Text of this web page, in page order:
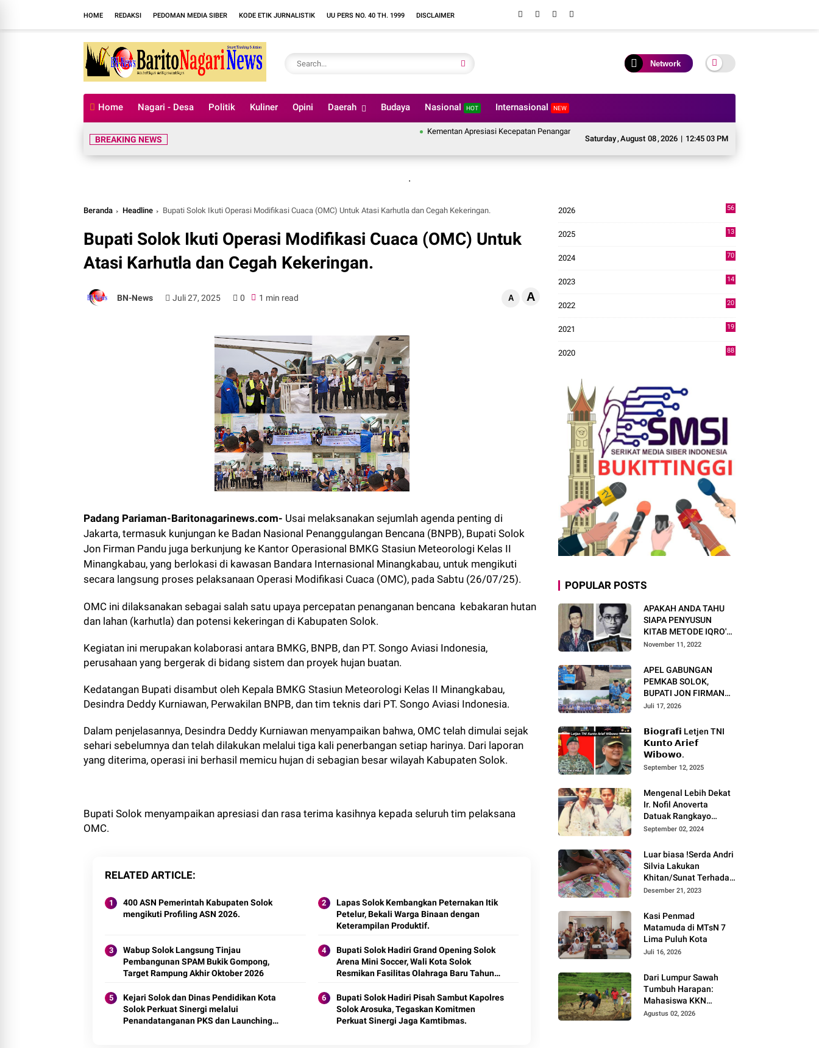
HOME REDAKSI PEDOMAN MEDIA SIBER KODE ETIK JURNALISTIK UU PERS NO. 40 TH. 1999 DISCLAIMER
Network
Home Nagari - Desa Politik Kuliner Opini Daerah Budaya Nasional HOT Internasional NEW
Saturday,August 08,2026 | 12:45 04 PM
BREAKING NEWS
Kementan Apresiasi Kecepatan Penanganan Pascabencana Sektor Pertanian Kabupaten Solok, Alokasi Bantuan Irigasi
.
Beranda Headline Bupati Solok Ikuti Operasi Modifikasi Cuaca (OMC) Untuk Atasi Karhutla dan Cegah Kekeringan.
Bupati Solok Ikuti Operasi Modifikasi Cuaca (OMC) Untuk
Atasi Karhutla dan Cegah Kekeringan.
BN-News Juli 27, 2025 0 1 min read A A
Padang Pariaman-Baritonagarinews.com- Usai melaksanakan sejumlah agenda penting di
Jakarta, termasuk kunjungan ke Badan Nasional Penanggulangan Bencana (BNPB), Bupati Solok
Jon Firman Pandu juga berkunjung ke Kantor Operasional BMKG Stasiun Meteorologi Kelas II
Minangkabau, yang berlokasi di kawasan Bandara Internasional Minangkabau, untuk mengikuti
secara langsung proses pelaksanaan Operasi Modifikasi Cuaca (OMC), pada Sabtu (26/07/25).
OMC ini dilaksanakan sebagai salah satu upaya percepatan penanganan bencana kebakaran hutan
dan lahan (karhutla) dan potensi kekeringan di Kabupaten Solok.
Kegiatan ini merupakan kolaborasi antara BMKG, BNPB, dan PT. Songo Aviasi Indonesia,
perusahaan yang bergerak di bidang sistem dan proyek hujan buatan.
Kedatangan Bupati disambut oleh Kepala BMKG Stasiun Meteorologi Kelas II Minangkabau,
Desindra Deddy Kurniawan, Perwakilan BNPB, dan tim teknis dari PT. Songo Aviasi Indonesia.
Dalam penjelasannya, Desindra Deddy Kurniawan menyampaikan bahwa, OMC telah dimulai sejak
sehari sebelumnya dan telah dilakukan melalui tiga kali penerbangan setiap harinya. Dari laporan
yang diterima, operasi ini berhasil memicu hujan di sebagian besar wilayah Kabupaten Solok.
Bupati Solok menyampaikan apresiasi dan rasa terima kasihnya kepada seluruh tim pelaksana
OMC.
RELATED ARTICLE
400 ASN Pemerintah Kabupaten Solok
mengikuti Profiling ASN 2026.
Lapas Solok Kembangkan Peternakan Itik
Petelur, Bekali Warga Binaan dengan
Keterampilan Produktif.
Wabup Solok Langsung Tinjau
Pembangunan SPAM Bukik Gompong,
Target Rampung Akhir Oktober 2026
Bupati Solok Hadiri Grand Opening Solok
Arena Mini Soccer, Wali Kota Solok
Resmikan Fasilitas Olahraga Baru Tahun
Kejari Solok dan Dinas Pendidikan Kota
Solok Perkuat Sinergi melalui
Penandatanganan PKS dan Launching
Bupati Solok Hadiri Pisah Sambut Kapolres
Solok Arosuka, Tegaskan Komitmen
Perkuat Sinergi Jaga Kamtibmas.
2026
56
2025
13
2024
70
2023
14
2022
20
2021
19
2020
88
POPULAR POSTS
APAKAH ANDA TAHU
SIAPA PENYUSUN
KITAB METODE IQRO'?
INI BIOGRAFI KH. AS'AD
November 11, 2022
APEL GABUNGAN
PEMKAB SOLOK,
BUPATI JON FIRMAN
PANDU TEKANKAN ASN
DAN PELAYANAN
MASYARAKAT.
Juli 17, 2026
𝗕𝗶𝗼𝗴𝗿𝗮𝗳𝗶 Letjen TNI
𝗞𝘂𝗻𝘁𝗼 𝗔𝗿𝗶𝗲𝗳
𝗪𝗶𝗯𝗼𝘄𝗼.
September 12, 2025
Mengenal Lebih Dekat
Ir. Nofil Anoverta
Datuak Rangkayo
Batuah Cawako
September 02, 2024
Luar biasa !Serda Andri
Silvia Lakukan
Khitan/Sunat Terhadap
Anak Warga Binaannya
Desember 21, 2023
Kasi Penmad
Matamuda di MTsN 7
Lima Puluh Kota
Juli 16, 2026
Dari Lumpur Sawah
Tumbuh Harapan:
Mahasiswa KKN
Universitas Andalas
Agustus 02, 2026